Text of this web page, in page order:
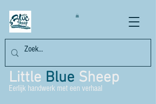
Little Blue Sheep
Eerlijk handwerk met een verhaal